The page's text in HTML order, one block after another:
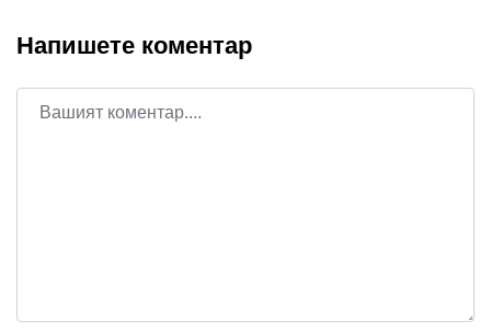
Напишете коментар